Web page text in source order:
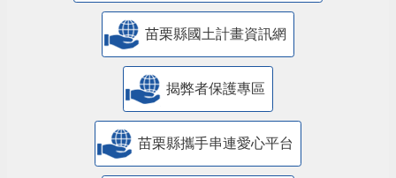
苗栗縣國土計畫資訊網
揭弊者保護專區
苗栗縣攜手串連愛心平台